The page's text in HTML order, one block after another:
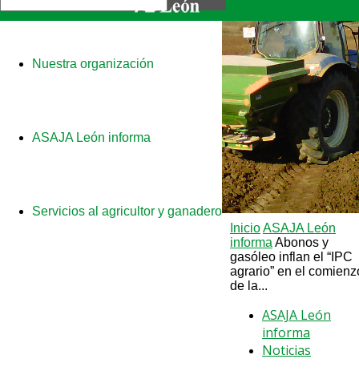
Nuestra organización
ASAJA León informa
Servicios al agricultor y ganadero
InicioASAJA León
informa Abonos y
gasóleo inflan el “IPC
agrario” en el
de la...
ASAJA León
informa
Noticias